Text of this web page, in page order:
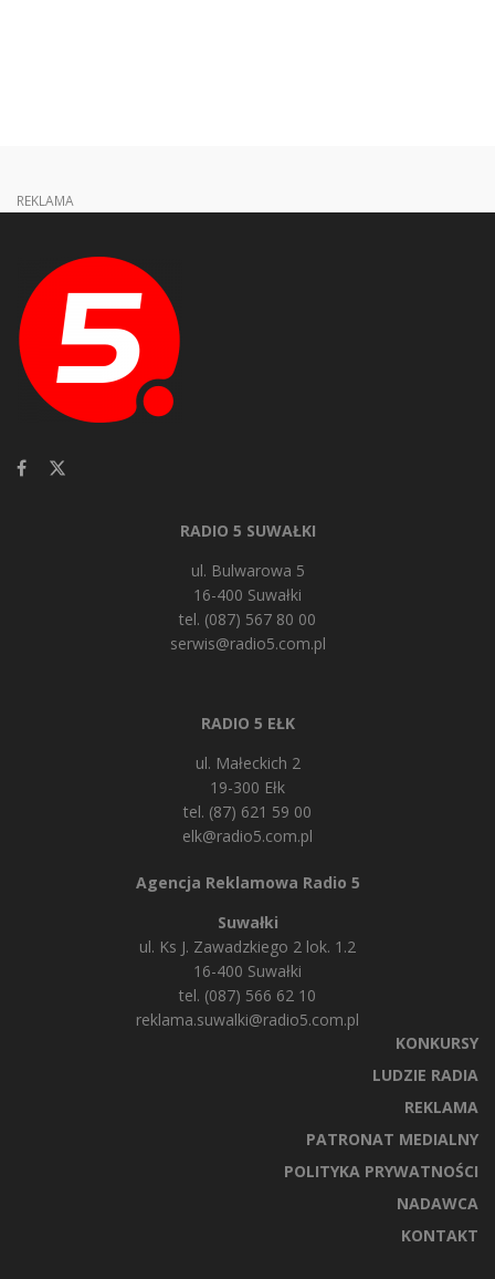
REKLAMA
RADIO 5 SUWAŁKI
ul. Bulwarowa 5
16-400 Suwałki
tel. (087) 567 80 00
serwis@radio5.com.pl
RADIO 5 EŁK
ul. Małeckich 2
19-300 Ełk
tel. (87) 621 59 00
elk@radio5.com.pl
Agencja Reklamowa Radio 5
Suwałki
ul. Ks J. Zawadzkiego 2 lok. 1.2
16-400 Suwałki
tel. (087) 566 62 10
reklama.suwalki@radio5.com.pl
KONKURSY
LUDZIE RADIA
REKLAMA
PATRONAT MEDIALNY
POLITYKA PRYWATNOŚCI
NADAWCA
KONTAKT